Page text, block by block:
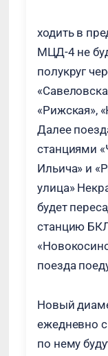
ходить в
МЦД-4 не
полукруг
«Рижская»,
Далее
станциями
Ильича» и
улица»
будет
станцию
поезда
Новый
ежедневно с
по нему